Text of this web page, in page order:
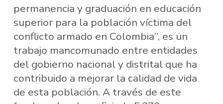
permanencia y graduación en educación
superior para la población víctima del
conflicto armado en Colombia”, es un
trabajo mancomunado entre entidades
del gobierno nacional y distrital que ha
contribuido a mejorar la calidad de vida
de esta población. A través de este